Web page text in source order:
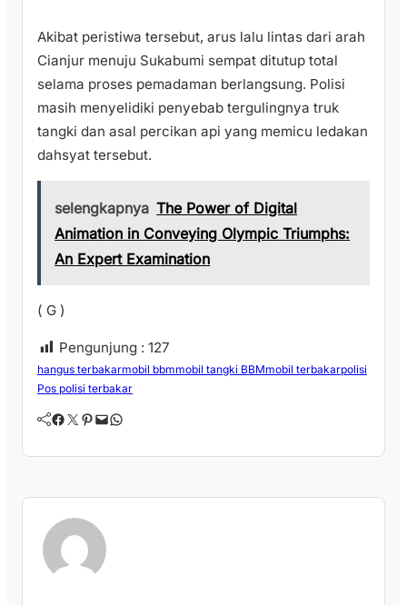
‎Akibat peristiwa tersebut, arus lalu lintas dari arah
Cianjur menuju Sukabumi sempat ditutup total
selama proses pemadaman berlangsung. Polisi
masih menyelidiki penyebab tergulingnya truk
tangki dan asal percikan api yang memicu ledakan
dahsyat tersebut.
selengkapnya The Power of Digital
Animation in Conveying Olympic Triumphs:
An Expert Examination
( G )
Pengunjung : 127
hangus terbakarmobil bbmmobil tangki BBMmobil terbakarpolisi
Pos polisi terbakar
Facebook Twitter Pinterest Mail WhatsApp